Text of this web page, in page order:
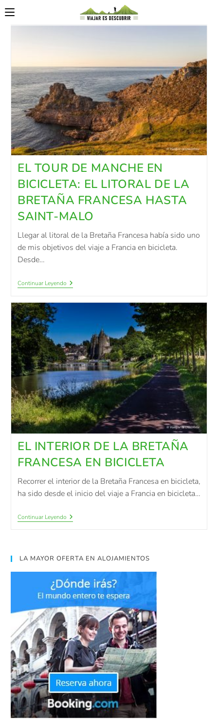
EL TOUR DE MANCHE EN
BICICLETA: EL LITORAL DE LA
BRETAÑA FRANCESA HASTA
SAINT-MALO
Llegar al litoral de la Bretaña Francesa había sido uno
de mis objetivos del viaje a Francia en bicicleta.
Desde…
Continuar Leyendo
EL INTERIOR DE LA BRETAÑA
FRANCESA EN BICICLETA
Recorrer el interior de la Bretaña Francesa en bicicleta,
ha sido desde el inicio del viaje a Francia en bicicleta…
Continuar Leyendo
LA MAYOR OFERTA EN ALOJAMIENTOS